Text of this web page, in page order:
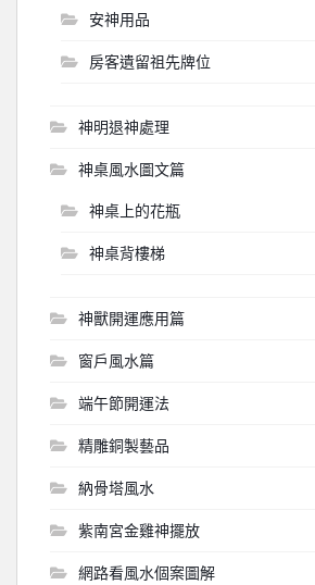
安神用品
房客遺留祖先牌位
神明退神處理
神桌風水圖文篇
神桌上的花瓶
神桌背樓梯
神獸開運應用篇
窗戶風水篇
端午節開運法
精雕銅製藝品
納骨塔風水
紫南宮金雞神擺放
網路看風水個案圖解